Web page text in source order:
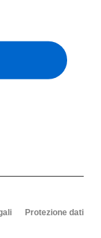
Protezione dati